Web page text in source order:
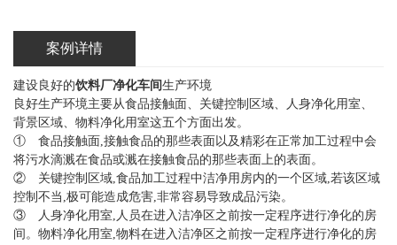
案例详情
建设良好的饮料厂净化车间生产环境
良好生产环境主要从食品接触面、关键控制区域、人身净化用室、
背景区域、物料净化用室这五个方面出发。
① 食品接触面,接触食品的那些表面以及精彩在正常加工过程中会
将污水滴溅在食品或溅在接触食品的那些表面上的表面。
② 关键控制区域,食品加工过程中洁净用房内的一个区域,若该区域
控制不当,极可能造成危害,非常容易导致成品污染。
③ 人身净化用室,人员在进入洁净区之前按一定程序进行净化的房
间。物料净化用室,物料在进入洁净区之前按一定程序进行净化的房